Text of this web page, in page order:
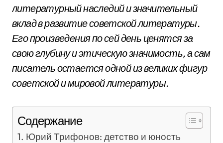
литературный наследий и значительный
вклад в развитие советской литературы.
Его произведения по сей день ценятся за
свою глубину и этическую значимость, а сам
писатель остается одной из великих фигур
советской и мировой литературы.
Содержание
Юрий Трифонов: детство и юность